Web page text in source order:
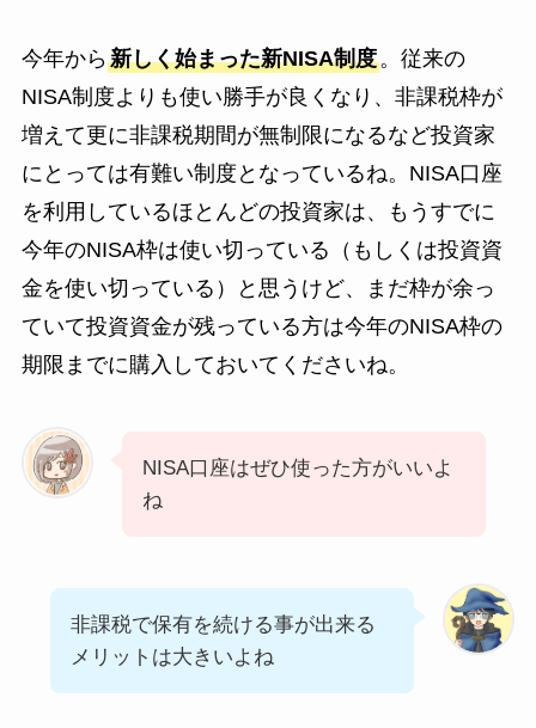
今年から新しく始まった新NISA制度。従来の
NISA制度よりも使い勝手が良くなり、非課税枠が
増えて更に非課税期間が無制限になるなど投資家
にとっては有難い制度となっているね。NISA口座
を利用しているほとんどの投資家は、もうすでに
今年のNISA枠は使い切っている（もしくは投資資
金を使い切っている）と思うけど、まだ枠が余っ
ていて投資資金が残っている方は今年のNISA枠の
期限までに購入しておいてくださいね。
NISA口座はぜひ使った方がいいよ
ね
非課税で保有を続ける事が出来る
メリットは大きいよね